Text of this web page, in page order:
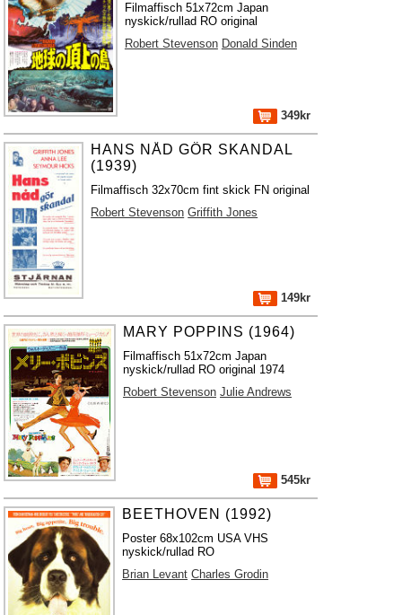
Filmaffisch 51x72cm Japan
nyskick/rullad RO original
Robert Stevenson Donald Sinden
349kr
HANS NÅD GÖR SKANDAL
(1939)
Filmaffisch 32x70cm fint skick FN original
Robert Stevenson Griffith Jones
149kr
MARY POPPINS (1964)
Filmaffisch 51x72cm Japan
nyskick/rullad RO original 1974
Robert Stevenson Julie Andrews
545kr
BEETHOVEN (1992)
Poster 68x102cm USA VHS
nyskick/rullad RO
Brian Levant Charles Grodin